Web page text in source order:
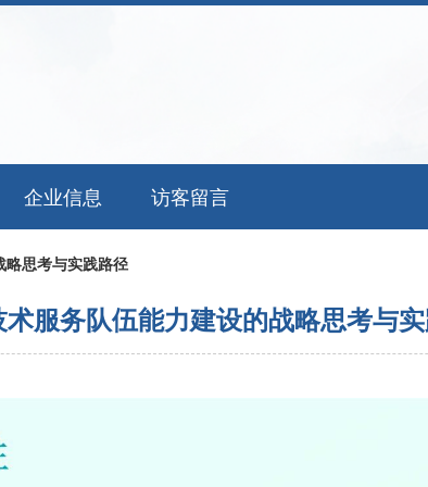
企业信息 访客留言
略思考与实践路径
服务队伍能力建设的战略思考与